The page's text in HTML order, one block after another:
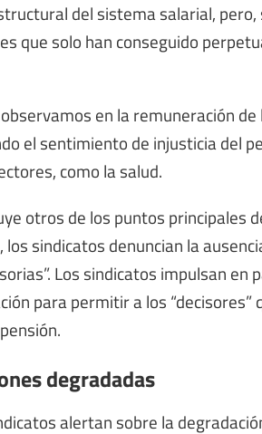
del sistema salarial, pero,
que solo han conseguido
en la remuneración de
el sentimiento de injusticia del
como la salud.
otros de los puntos principales
sindicatos denuncian la
Los sindicatos impulsan en
para permitir a los “decisores”
degradadas
alertan sobre la